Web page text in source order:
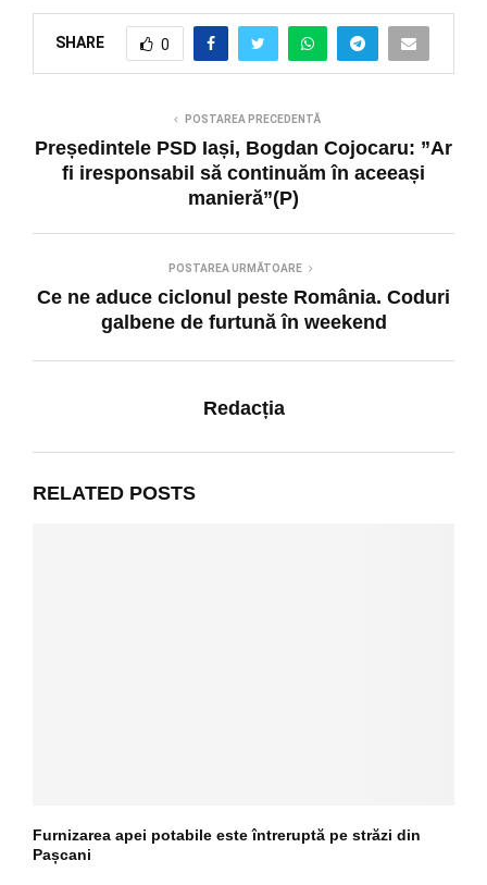
SHARE 0
POSTAREA PRECEDENTĂ
Președintele PSD Iași, Bogdan Cojocaru: ”Ar
fi iresponsabil să continuăm în aceeași
manieră”(P)
POSTAREA URMĂTOARE
Ce ne aduce ciclonul peste România. Coduri
galbene de furtună în weekend
Redacția
RELATED POSTS
Furnizarea apei potabile este întreruptă pe străzi din
Pașcani